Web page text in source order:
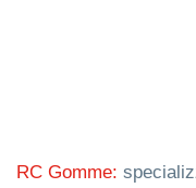
RC Gomme: